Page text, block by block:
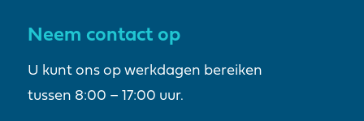
Neem contact op
U kunt ons op werkdagen bereiken
tussen 8:00 – 17:00 uur.